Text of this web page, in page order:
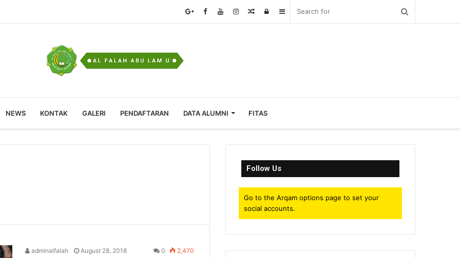
Sidebar
Log
Random
NEWS KONTAK GALERI PENDAFTARAN DATA ALUMNI FITAS
adminalfalah August 28, 2018 0 2,470
Follow Us
Go to the Arqam options page to set your
social accounts.